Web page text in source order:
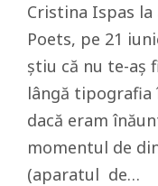
Cristina Ispas
Poets, pe 21
ştiu că nu te-aş
lângă tipografia
dacă eram
momentul de
(aparatul de…